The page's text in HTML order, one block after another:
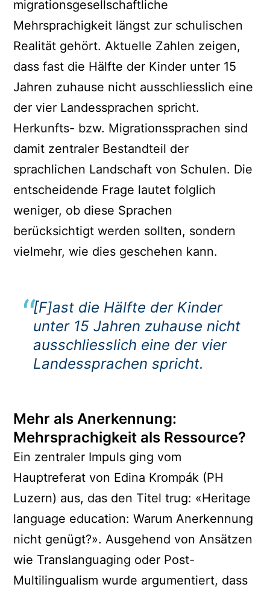
migrationsgesellschaftliche
Mehrsprachigkeit längst zur schulischen
Realität gehört. Aktuelle Zahlen zeigen,
dass fast die Hälfte der Kinder unter 15
Jahren zuhause nicht ausschliesslich eine
der vier Landessprachen spricht.
Herkunfts- bzw. Migrationssprachen sind
damit zentraler Bestandteil der
sprachlichen Landschaft von Schulen. Die
entscheidende Frage lautet folglich
weniger, ob diese Sprachen
berücksichtigt werden sollten, sondern
vielmehr, wie dies geschehen kann.
[F]ast die Hälfte der Kinder
unter 15 Jahren zuhause nicht
ausschliesslich eine der vier
Landessprachen spricht.
Mehr als Anerkennung:
Mehrsprachigkeit als Ressource?
Ein zentraler Impuls ging vom
Hauptreferat von Edina Krompák (PH
Luzern) aus, das den Titel trug: «Heritage
language education: Warum Anerkennung
nicht genügt?». Ausgehend von Ansätzen
wie Translanguaging oder Post-
Multilingualism wurde argumentiert, dass